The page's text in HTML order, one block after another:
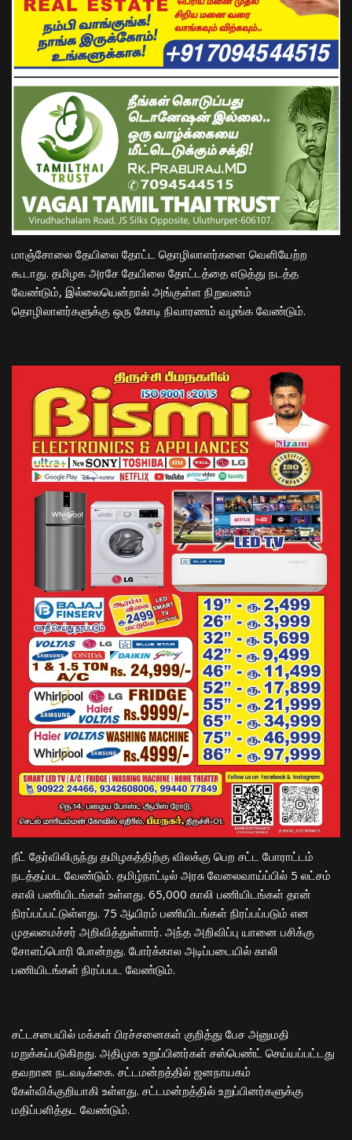
மாஞ்சோலை தேயிலை தோட்ட தொழிலாளர்களை வெளியேற்ற
கூடாது. தமிழக அரசே தேயிலை தோட்டத்தை எடுத்து நடத்த
வேண்டும், இல்லையென்றால் அங்குள்ள நிறுவனம்
தொழிலாளர்களுக்கு ஒரு கோடி நிவாரணம் வழங்க வேண்டும்.
நீட் தேர்விலிருந்து தமிழகத்திற்கு விலக்கு பெற சட்ட போராட்டம்
நடத்தப்பட வேண்டும். தமிழ்நாட்டில் அரசு வேலைவாய்ப்பில் 5 லட்சம்
காலி பணியிடங்கள் உள்ளது. 65,000 காலி பணியிடங்கள் தான்
நிரப்பப்பட்டுள்ளது. 75 ஆயிரம் பணியிடங்கள் நிரப்பப்படும் என
முதலமைச்சர் அறிவித்துள்ளார். அந்த அறிவிப்பு யானை பசிக்கு
சோளப்பொரி போன்றது. போர்க்கால அடிப்படையில் காலி
பணியிடங்கள் நிரப்பபட வேண்டும்.
சட்டசபையில் மக்கள் பிரச்சனைகள் குறித்து பேச அனுமதி
மறுக்கப்படுகிறது. அதிமுக உறுப்பினர்கள் சஸ்பெண்ட் செய்யப்பட்டது
தவறான நடவடிக்கை. சட்டமன்றத்தில் ஜனநாயகம்
கேள்விக்குறியாகி உள்ளது. சட்டமன்றத்தில் உறுப்பினர்களுக்கு
மதிப்பளித்தட வேண்டும்.